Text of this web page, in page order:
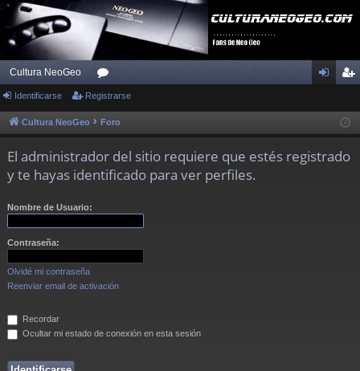
Cultura NeoGeo
or
os ist
Identificarse Registrarse
Cultura NeoGeo Foro
El administrador del sitio requiere que estés registrado
y te hayas identificado para ver perfiles.
Nombre de Usuario:
Contraseña:
Olvidé mi contraseña
Reenviar email de activación
Recordar
Ocultar mi estado de conexión en esta sesión